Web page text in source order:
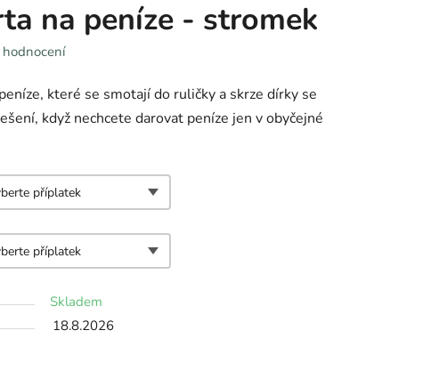
na peníze - stromek
které se smotají do ruličky a skrze dírky se
když nechcete darovat peníze jen v obyčejné
Skladem
18.8.2026